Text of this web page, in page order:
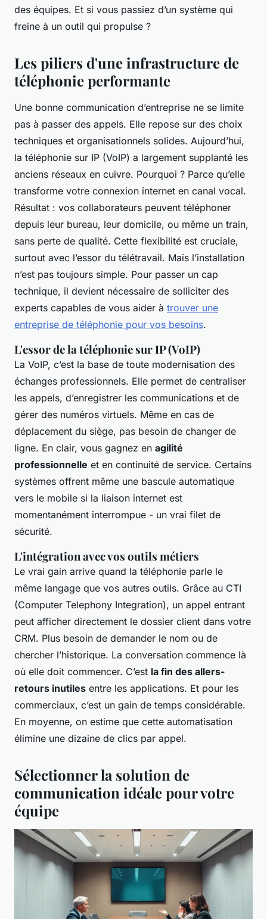
des équipes. Et si vous passiez d’un système qui
freine à un outil qui propulse ?
Les piliers d'une infrastructure de
téléphonie performante
Une bonne communication d’entreprise ne se limite
pas à passer des appels. Elle repose sur des choix
techniques et organisationnels solides. Aujourd’hui,
la téléphonie sur IP (VoIP) a largement supplanté les
anciens réseaux en cuivre. Pourquoi ? Parce qu’elle
transforme votre connexion internet en canal vocal.
Résultat : vos collaborateurs peuvent téléphoner
depuis leur bureau, leur domicile, ou même un train,
sans perte de qualité. Cette flexibilité est cruciale,
surtout avec l’essor du télétravail. Mais l’installation
n’est pas toujours simple. Pour passer un cap
technique, il devient nécessaire de solliciter des
experts capables de vous aider à trouver une
entreprise de téléphonie pour vos besoins.
L'essor de la téléphonie sur IP (VoIP)
La VoIP, c’est la base de toute modernisation des
échanges professionnels. Elle permet de centraliser
les appels, d’enregistrer les communications et de
gérer des numéros virtuels. Même en cas de
déplacement du siège, pas besoin de changer de
ligne. En clair, vous gagnez en agilité
professionnelle et en continuité de service. Certains
systèmes offrent même une bascule automatique
vers le mobile si la liaison internet est
momentanément interrompue - un vrai filet de
sécurité.
L'intégration avec vos outils métiers
Le vrai gain arrive quand la téléphonie parle le
même langage que vos autres outils. Grâce au CTI
(Computer Telephony Integration), un appel entrant
peut afficher directement le dossier client dans votre
CRM. Plus besoin de demander le nom ou de
chercher l’historique. La conversation commence là
où elle doit commencer. C’est la fin des allers-
retours inutiles entre les applications. Et pour les
commerciaux, c’est un gain de temps considérable.
En moyenne, on estime que cette automatisation
élimine une dizaine de clics par appel.
Sélectionner la solution de
communication idéale pour votre
équipe